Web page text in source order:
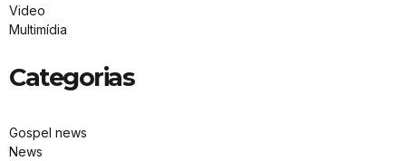
Video
Multimídia
Categorias
Gospel news
News